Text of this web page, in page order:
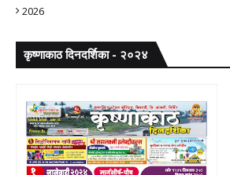
2026
कृष्णाकाठ दिनदर्शिका - २०२४